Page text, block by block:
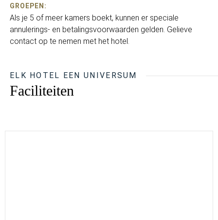
GROEPEN:
Als je 5 of meer kamers boekt, kunnen er speciale
annulerings- en betalingsvoorwaarden gelden. Gelieve
contact op te nemen met het hotel.
ELK HOTEL EEN UNIVERSUM
Faciliteiten